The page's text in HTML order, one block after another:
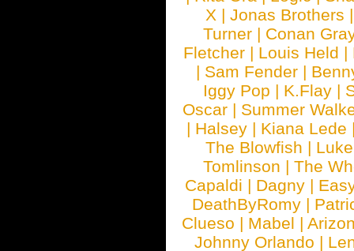
X | Jonas Brothers
Turner | Conan
Fletcher | Louis Held |
| Sam Fender |
Iggy Pop | K.Flay |
Oscar | Summer
| Halsey | Kiana Lede
The Blowfish |
Tomlinson | The
Capaldi | Dagny |
DeathByRomy |
Clueso | Mabel |
Johnny Orlando |